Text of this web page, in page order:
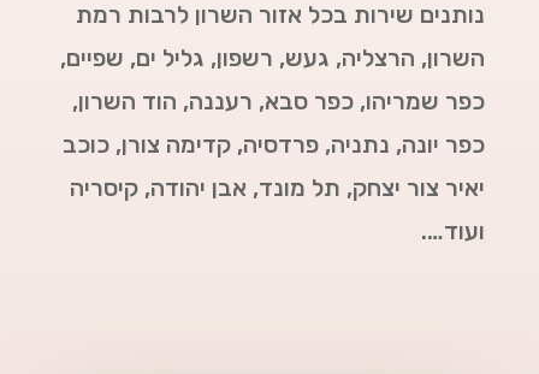
נותנים שירות בכל אזור השרון לרבות רמת
השרון, הרצליה, געש, רשפון, גליל ים, שפיים,
כפר שמריהו, כפר סבא, רעננה, הוד השרון,
כפר יונה, נתניה, פרדסיה, קדימה צורן, כוכב
יאיר צור יצחק, תל מונד, אבן יהודה, קיסריה
ועוד….